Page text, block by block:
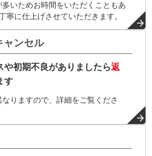
いためお時間をいただくこともあ
寧に仕上げさせていただきます。
ャンセル
や初期不良がありましたら返
す
りますので、詳細をご覧くださ